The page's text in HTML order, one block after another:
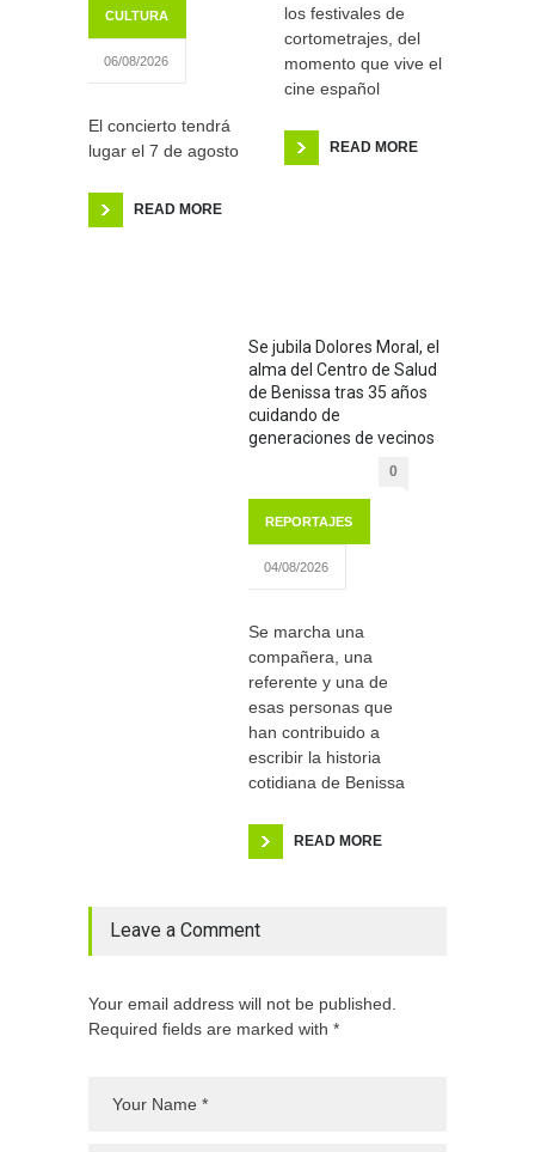
CULTURA
06/08/2026
El concierto tendrá
lugar el 7 de agosto
READ MORE
los festivales de
cortometrajes, del
momento que vive el
cine español
READ MORE
Se jubila Dolores Moral, el
alma del Centro de Salud
de Benissa tras 35 años
cuidando de
generaciones de vecinos
0
REPORTAJES
04/08/2026
Se marcha una
compañera, una
referente y una de
esas personas que
han contribuido a
escribir la historia
cotidiana de Benissa
READ MORE
Leave a Comment
Your email address will not be published.
Required fields are marked with *